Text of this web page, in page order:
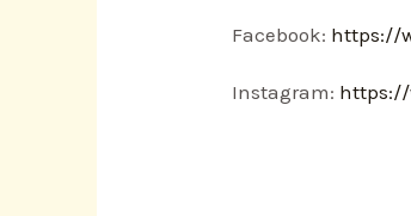
Facebook: https://
Instagram: https://